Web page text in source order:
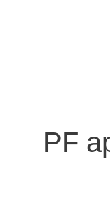
PF